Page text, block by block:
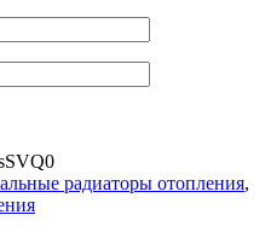
радиаторы отопления,